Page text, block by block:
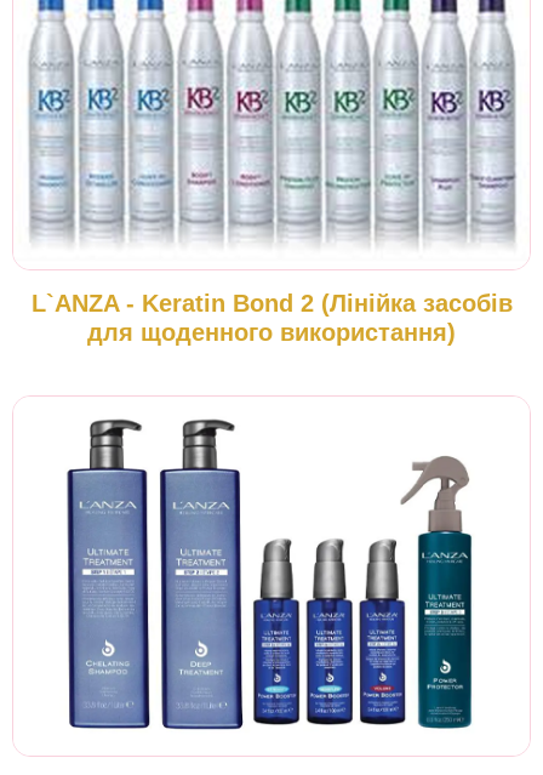
L`ANZA - Keratin Bond 2 (Лінійка засобів
для щоденного використання)